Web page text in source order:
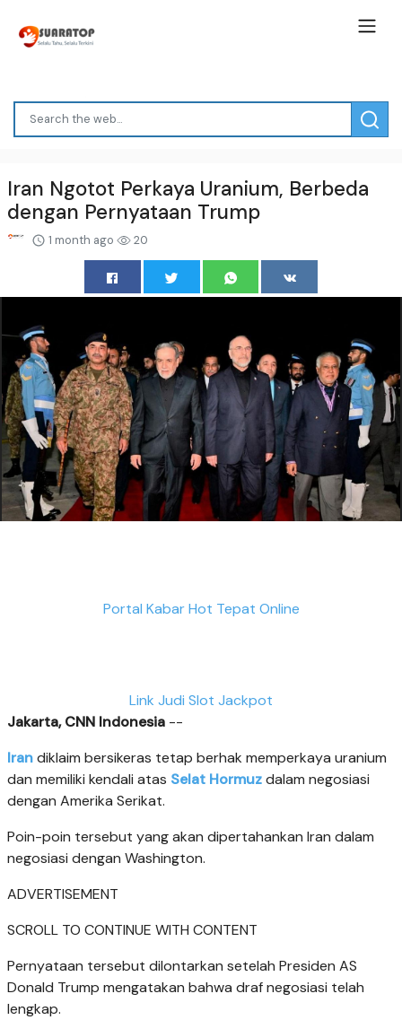
Iran Ngotot Perkaya Uranium, Berbeda
dengan Pernyataan Trump
1 month ago 20
Portal Kabar Hot Tepat Online
Link Judi Slot Jackpot
Jakarta, CNN Indonesia --
Irandiklaim bersikeras tetap berhak memperkaya uranium
dan memiliki kendali atas Selat Hormuzdalam negosiasi
dengan Amerika Serikat.
Poin-poin tersebut yang akan dipertahankan Iran dalam
negosiasi dengan Washington.
ADVERTISEMENT
SCROLL TO CONTINUE WITH CONTENT
Pernyataan tersebut dilontarkan setelah Presiden AS
Donald Trump mengatakan bahwa draf negosiasi telah
lengkap.